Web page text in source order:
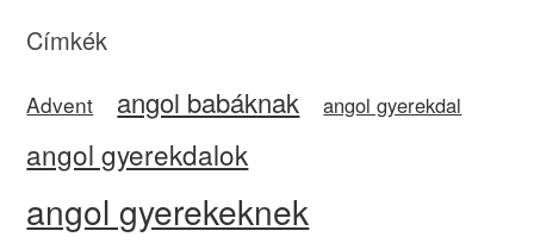
Címkék
Advent angol babáknak angol gyerekdal
angol gyerekdalok
angol gyerekeknek